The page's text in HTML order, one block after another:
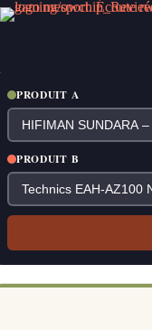
Passer
au
PRODUIT A
PRODUIT B